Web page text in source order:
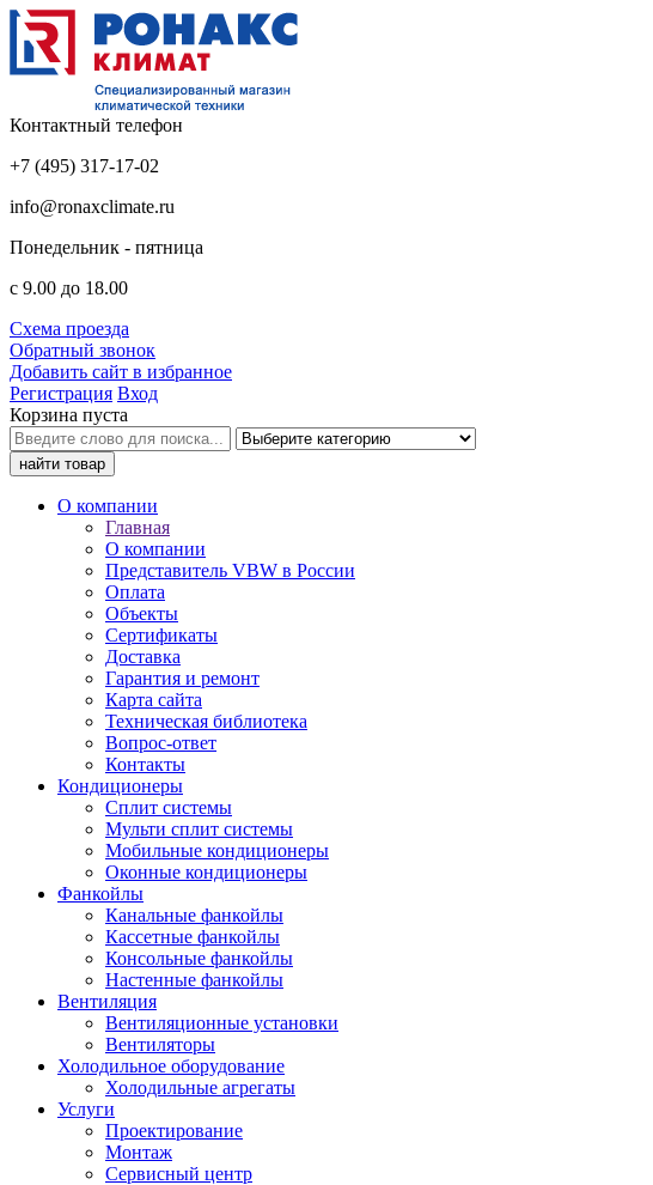
Контактный телефон
+7 (495) 317-17-02
info@ronaxclimate.ru
Понедельник - пятница
с 9.00 до 18.00
Схема проезда
Обратный звонок
Добавить сайт в избранное
Регистрация Вход
Корзина пуста
О компании
Главная
О компании
Представитель VBW в России
Оплата
Объекты
Сертификаты
Доставка
Гарантия и ремонт
Карта сайта
Техническая библиотека
Вопрос-ответ
Контакты
Кондиционеры
Сплит системы
Мульти сплит системы
Мобильные кондиционеры
Оконные кондиционеры
Фанкойлы
Канальные фанкойлы
Кассетные фанкойлы
Консольные фанкойлы
Настенные фанкойлы
Вентиляция
Вентиляционные установки
Вентиляторы
Холодильное оборудование
Холодильные агрегаты
Услуги
Проектирование
Монтаж
Сервисный центр